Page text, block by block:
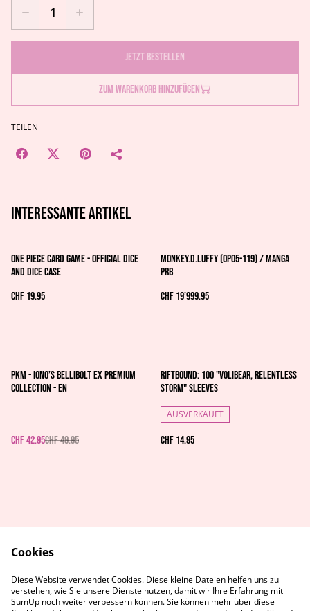
Jetzt bestellen
Zum Warenkorb hinzufügen
TEILEN
Interessante artikel
One Piece Card Game - Official Dice
and Dice Case
CHF 19.95
Monkey.D.Luffy (OP05-119) / MANGA
PRB
CHF 19’999.95
%
PKM - Iono’s Bellibolt ex Premium
Collection - EN
CHF 42.95CHF 49.95
Riftbound: 100 "Volibear, Relentless
Storm" Sleeves
AUSVERKAUFT
CHF 14.95
Datenschutz
Cookie-Richtlinie
Kontaktiere uns
Cookies
Diese Website verwendet Cookies. Diese kleine Dateien helfen uns zu
verstehen, wie Sie unsere Dienste nutzen, damit wir Ihre Erfahrung mit
SumUp noch weiter verbessern können. Sie können mehr über diese